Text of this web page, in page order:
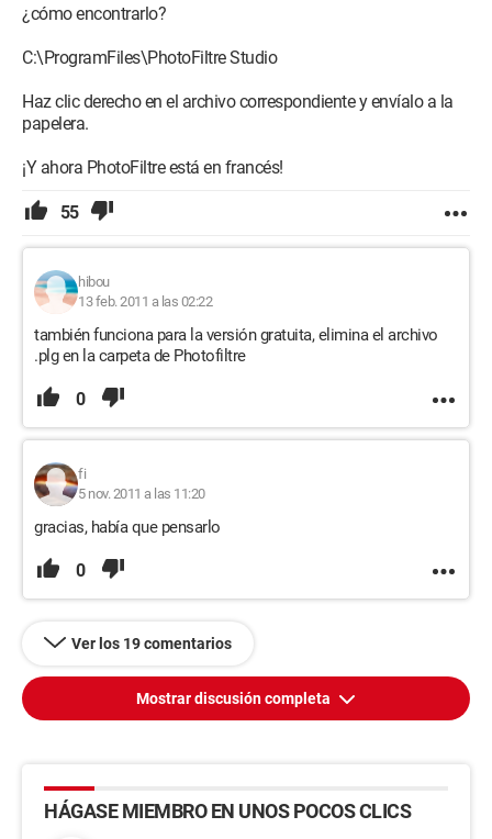
¿cómo encontrarlo?
C:\ProgramFiles\PhotoFiltre Studio
Haz clic derecho en el archivo correspondiente y envíalo a la
papelera.
¡Y ahora PhotoFiltre está en francés!
55
hibou
13 feb. 2011 a las 02:22
también funciona para la versión gratuita, elimina el archivo
.plg en la carpeta de Photofiltre
0
fi
5 nov. 2011 a las 11:20
gracias, había que pensarlo
0
Ver los 19 comentarios
Mostrar discusión completa
HÁGASE MIEMBRO EN UNOS POCOS CLICS